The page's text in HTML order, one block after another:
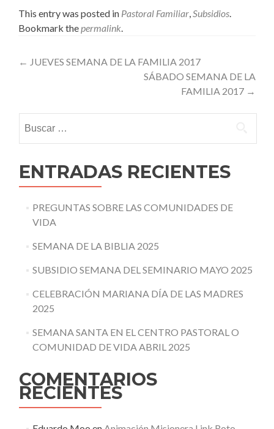
This entry was posted in Pastoral Familiar,Subsidios.
Bookmark thepermalink.
Post
← JUEVES SEMANA DE LA FAMILIA 2017
SÁBADO SEMANA DE LA
FAMILIA 2017 →
ENTRADAS RECIENTES
PREGUNTAS SOBRE LAS COMUNIDADES DE
VIDA
SEMANA DE LA BIBLIA 2025
SUBSIDIO SEMANA DEL SEMINARIO MAYO 2025
CELEBRACIÓN MARIANA DÍA DE LAS MADRES
2025
SEMANA SANTA EN EL CENTRO PASTORAL O
COMUNIDAD DE VIDA ABRIL 2025
COMENTARIOS
RECIENTES